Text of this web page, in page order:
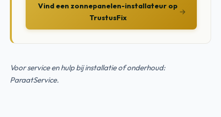
Vind een zonnepanelen-installateur op
TrustusFix
→
Voor service en hulp bij installatie of onderhoud:
ParaatService.